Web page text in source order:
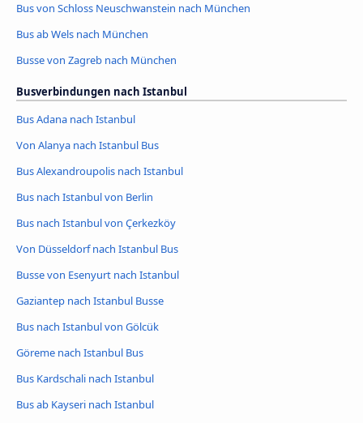
Bus von Schloss Neuschwanstein nach München
Bus ab Wels nach München
Busse von Zagreb nach München
Busverbindungen nach Istanbul
Bus Adana nach Istanbul
Von Alanya nach Istanbul Bus
Bus Alexandroupolis nach Istanbul
Bus nach Istanbul von Berlin
Bus nach Istanbul von Çerkezköy
Von Düsseldorf nach Istanbul Bus
Busse von Esenyurt nach Istanbul
Gaziantep nach Istanbul Busse
Bus nach Istanbul von Gölcük
Göreme nach Istanbul Bus
Bus Kardschali nach Istanbul
Bus ab Kayseri nach Istanbul